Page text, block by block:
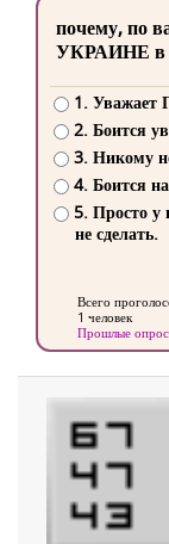
почему, по
УКРАИНЕ в
1. Уважает
2. Боится
3. Никому
4. Боится
5. Просто у
не сделать.
Всего
1 человек
Прошлые